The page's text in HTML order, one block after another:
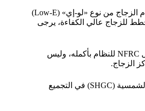
قبل الموافقة على استخدام الزجاج من نوع «لو-إي» (Low-E)
للزجاج عالي الكفاءة، يرجى
معامل U المصنف من قبل NFRC للنظام بأكمله، وليس
الزجاج.
معامل امتصاص الحرارة الشمسية (SHGC) في التجميع